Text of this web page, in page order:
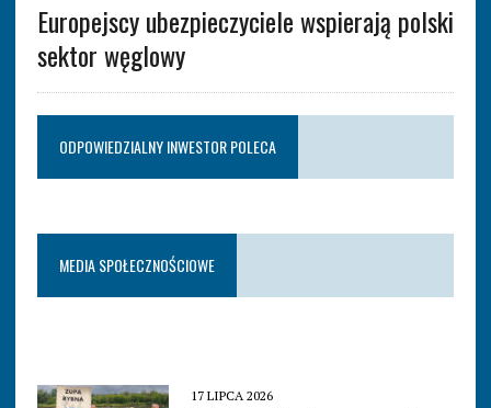
Europejscy ubezpieczyciele wspierają polski
sektor węglowy
ODPOWIEDZIALNY INWESTOR POLECA
MEDIA SPOŁECZNOŚCIOWE
17 LIPCA 2026